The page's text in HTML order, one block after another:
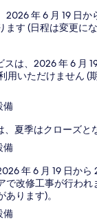
2026 年 6 月 19 日か
ます (日程は変更に
は、2026 年 6 月
用いただけません (
備
夏季はクローズと
備
年 6 月 19 日から
で改修工事が行われ
ります)。
備